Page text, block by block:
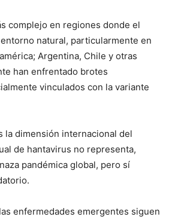
complejo en regiones donde el
natural, particularmente en
Argentina, Chile y otras
han enfrentado brotes
vinculados con la variante
la dimensión internacional del
de hantavirus no representa,
pandémica global, pero sí
enfermedades emergentes siguen